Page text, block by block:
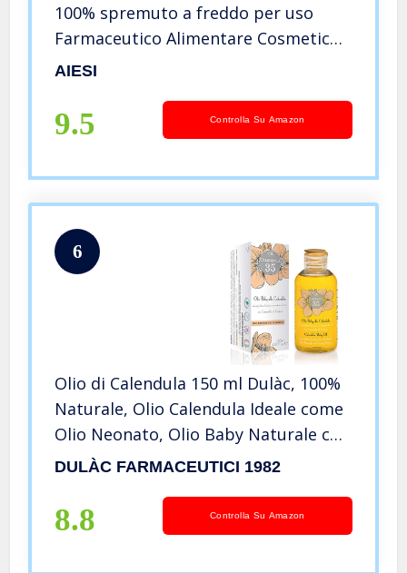
100% spremuto a freddo per uso
Farmaceutico Alimentare Cosmetico
e Dermatologico flacone da 1 litro #
AIESI
9.5 Controlla Su Amazon
6
Olio di Calendula 150 ml Dulàc, 100%
Naturale, Olio Calendula Ideale come
Olio Neonato, Olio Baby Naturale con
Vitamina E e Vitamina F, Olio
Adulti, Made in Italy
DULÀC FARMACEUTICI 1982
8.8 Controlla Su Amazon